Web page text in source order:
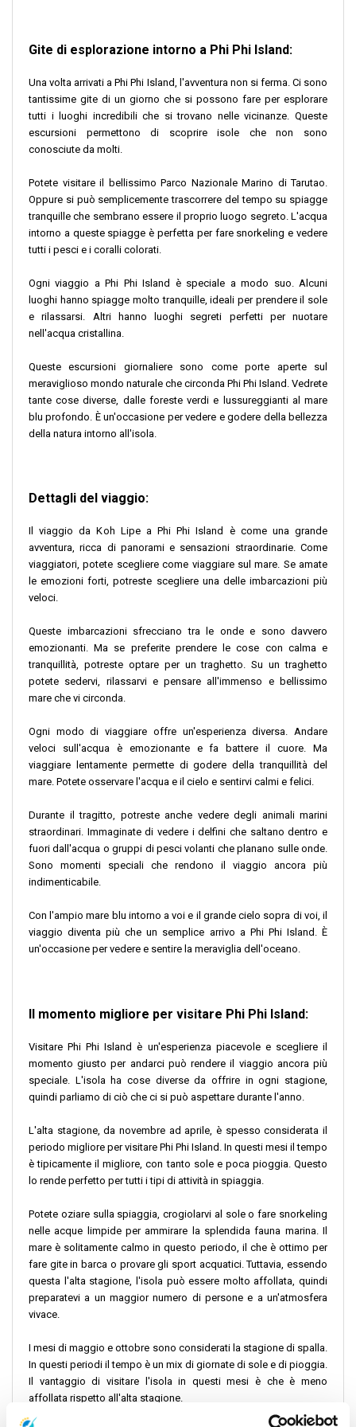
Gite di esplorazione intorno a Phi Phi Island:
Una volta arrivati a Phi Phi Island, l'avventura non si ferma. Ci sono
tantissime gite di un giorno che si possono fare per esplorare
tutti i luoghi incredibili che si trovano nelle vicinanze. Queste
escursioni permettono di scoprire isole che non sono
conosciute da molti.
Potete visitare il bellissimo Parco Nazionale Marino di Tarutao.
Oppure si può semplicemente trascorrere del tempo su spiagge
tranquille che sembrano essere il proprio luogo segreto. L'acqua
intorno a queste spiagge è perfetta per fare snorkeling e vedere
tutti i pesci e i coralli colorati.
Ogni viaggio a Phi Phi Island è speciale a modo suo. Alcuni
luoghi hanno spiagge molto tranquille, ideali per prendere il sole
e rilassarsi. Altri hanno luoghi segreti perfetti per nuotare
nell'acqua cristallina.
Queste escursioni giornaliere sono come porte aperte sul
meraviglioso mondo naturale che circonda Phi Phi Island. Vedrete
tante cose diverse, dalle foreste verdi e lussureggianti al mare
blu profondo. È un'occasione per vedere e godere della bellezza
della natura intorno all'isola.
Dettagli del viaggio:
Il viaggio da Koh Lipe a Phi Phi Island è come una grande
avventura, ricca di panorami e sensazioni straordinarie. Come
viaggiatori, potete scegliere come viaggiare sul mare. Se amate
le emozioni forti, potreste scegliere una delle imbarcazioni più
veloci.
Queste imbarcazioni sfrecciano tra le onde e sono davvero
emozionanti. Ma se preferite prendere le cose con calma e
tranquillità, potreste optare per un traghetto. Su un traghetto
potete sedervi, rilassarvi e pensare all'immenso e bellissimo
mare che vi circonda.
Ogni modo di viaggiare offre un'esperienza diversa. Andare
veloci sull'acqua è emozionante e fa battere il cuore. Ma
viaggiare lentamente permette di godere della tranquillità del
mare. Potete osservare l'acqua e il cielo e sentirvi calmi e felici.
Durante il tragitto, potreste anche vedere degli animali marini
straordinari. Immaginate di vedere i delfini che saltano dentro e
fuori dall'acqua o gruppi di pesci volanti che planano sulle onde.
Sono momenti speciali che rendono il viaggio ancora più
indimenticabile.
Con l'ampio mare blu intorno a voi e il grande cielo sopra di voi, il
viaggio diventa più che un semplice arrivo a Phi Phi Island. È
un'occasione per vedere e sentire la meraviglia dell'oceano.
Il momento migliore per visitare Phi Phi Island:
Visitare Phi Phi Island è un'esperienza piacevole e scegliere il
momento giusto per andarci può rendere il viaggio ancora più
speciale. L'isola ha cose diverse da offrire in ogni stagione,
quindi parliamo di ciò che ci si può aspettare durante l'anno.
L'alta stagione, da novembre ad aprile, è spesso considerata il
periodo migliore per visitare Phi Phi Island. In questi mesi il tempo
è tipicamente il migliore, con tanto sole e poca pioggia. Questo
lo rende perfetto per tutti i tipi di attività in spiaggia.
Potete oziare sulla spiaggia, crogiolarvi al sole o fare snorkeling
nelle acque limpide per ammirare la splendida fauna marina. Il
mare è solitamente calmo in questo periodo, il che è ottimo per
fare gite in barca o provare gli sport acquatici. Tuttavia, essendo
questa l'alta stagione, l'isola può essere molto affollata, quindi
preparatevi a un maggior numero di persone e a un'atmosfera
vivace.
I mesi di maggio e ottobre sono considerati la stagione di spalla.
In questi periodi il tempo è un mix di giornate di sole e di pioggia.
Il vantaggio di visitare l'isola in questi mesi è che è meno
affollata rispetto all'alta stagione.